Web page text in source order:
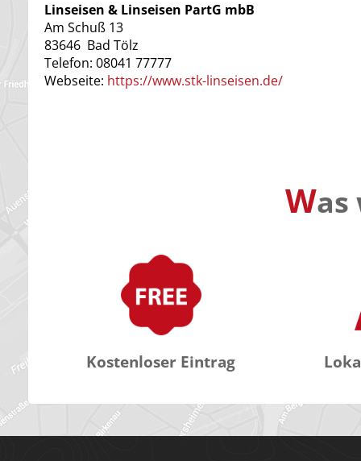
Linseisen & Linseisen PartG mbB
Am Schuß 13
83646 Bad Tölz
Telefon: 08041 77777
Webseite: https://www.stk-linseisen.de/
Was
Kostenloser Eintrag